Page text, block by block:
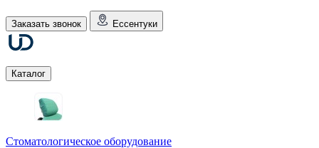
Заказать звонок Ессентуки
Каталог
Стоматологическое оборудование